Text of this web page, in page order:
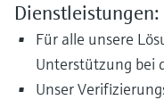
Dienstleistungen:
Für alle unsere
Unterstützung bei
Unser